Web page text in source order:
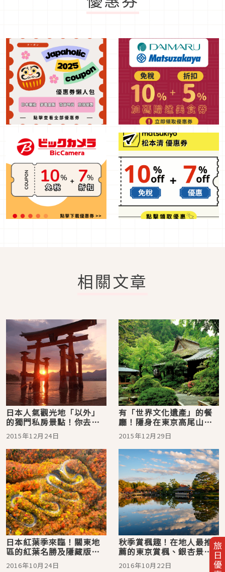
相關文章
日本人氣觀光地「以外」
的獨門私房景點！你去過
幾個？
2015年12月24日
有「世界文化遺產」的餐
廳！隱身在東京高尾山裡
的料理亭「うかい鳥山」
2015年12月29日
日本紅葉季來臨！關東地
區的紅葉名勝及隱藏版美
食景點11選
2016年10月24日
秋季賞楓趣！在地人最推
薦的東京賞楓、銀杏景點8
選
2016年10月22日